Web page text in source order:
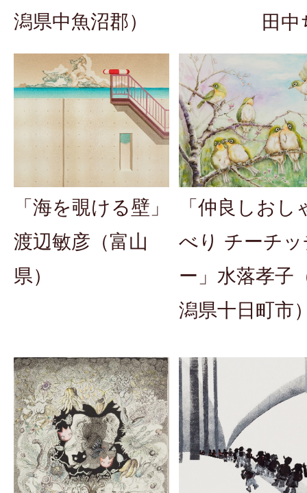
潟県中魚沼郡） 田
「海を覗ける壁」
渡辺敏彦（富山
県）
「仲良しおし
べり チーチ
ー」水落孝子
潟県十日町市